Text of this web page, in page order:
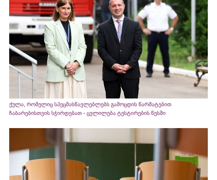
ქულა, რომელიც სპეცმასწავლებლებს გამოცდის წარმატებით
ჩაბარებისთვის სჭირდებათ - ცვლილება ტესტირების წესში